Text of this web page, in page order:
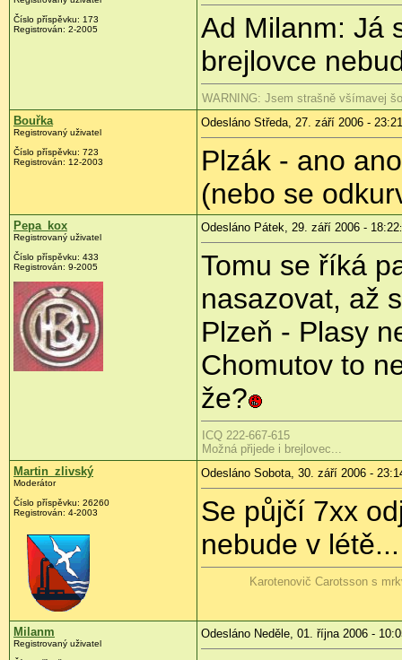
Číslo příspěvku: 173
Registrován: 2-2005
Ad Milanm: Já
brejlovce
WARNING: Jsem strašně všímavej
Bouřka
Registrovaný uživatel
Číslo příspěvku: 723
Registrován: 12-2003
Odesláno Středa, 27. září 2006 - 23:21
Plzák - ano
(nebo se
Pepa_kox
Registrovaný uživatel
Číslo příspěvku: 433
Registrován: 9-2005
Odesláno Pátek, 29. září 2006 - 18:22
Tomu se říká
nasazovat, až
Plzeň - Plasy
Chomutov to
že?
ICQ 222-667-615
Možná přijede i brejlovec...
Martin_zlivský
Moderátor
Číslo příspěvku: 26260
Registrován: 4-2003
Odesláno Sobota, 30. září 2006 -
Se půjčí 7xx
nebude v létě...
Karotenovič Carotsson s
Milanm
Registrovaný uživatel
Odesláno Neděle, 01. října 2006 -